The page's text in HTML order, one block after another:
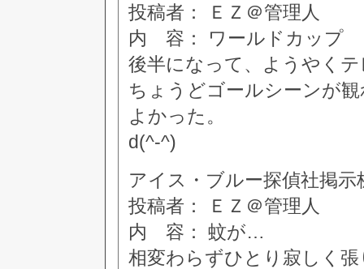
投稿者： ＥＺ＠管理人
内 容： ワールドカップ
後半になって、ようやく
ちょうどゴールシーンが
よかった。
d(^-^)
アイス・ブルー探偵社掲
投稿者： ＥＺ＠管理人
内 容： 蚊が…
相変わらずひとり寂しく